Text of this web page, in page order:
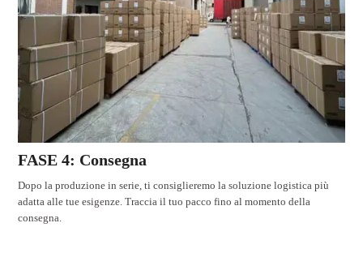
FASE 4: Consegna
Dopo la produzione in serie, ti consiglieremo la soluzione logistica più
adatta alle tue esigenze. Traccia il tuo pacco fino al momento della
consegna.